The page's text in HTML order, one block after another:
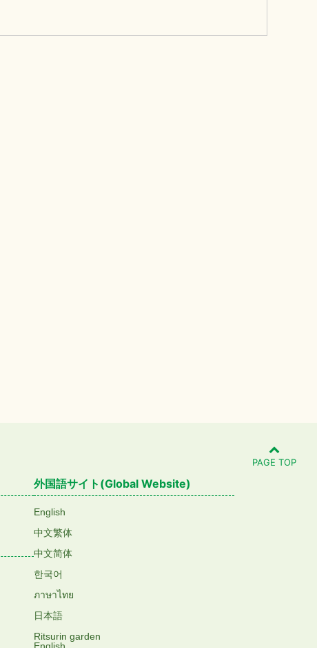
PAGE TOP
外国語サイト(Global Website)
English
中文繁体
中文简体
한국어
ภาษาไทย
日本語
Ritsurin garden